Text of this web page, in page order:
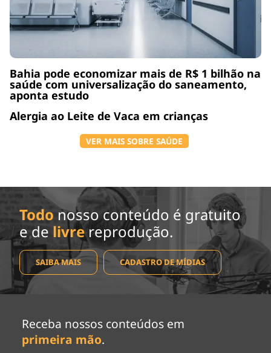
Bahia pode economizar mais de R$ 1 bilhão na
saúde com universalização do saneamento,
aponta estudo
Alergia ao Leite de Vaca em crianças
VER MAIS SOBRE SAÚDE
Todo nosso conteúdo é gratuito
e de livrereprodução.
SAIBA MAIS CADASTRO DE MÍDIAS
Receba nossos conteúdos em
primeira mão.